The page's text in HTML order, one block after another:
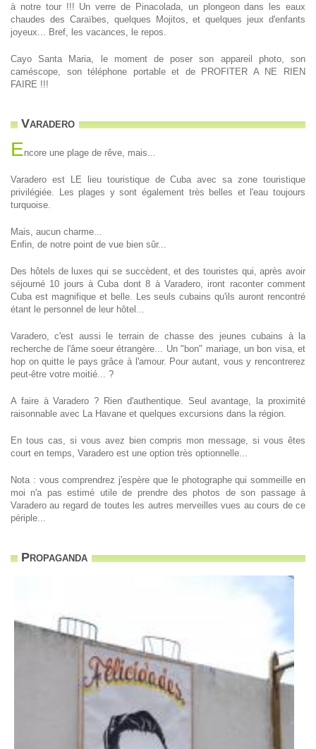
à notre tour !!! Un verre de Pinacolada, un plongeon dans les eaux
chaudes des Caraïbes, quelques Mojitos, et quelques jeux d'enfants
joyeux... Bref, les vacances, le repos.
Cayo Santa Maria, le moment de poser son appareil photo, son
caméscope, son téléphone portable et de PROFITER A NE RIEN
FAIRE !!!
Varadero
Encore une plage de rêve, mais...
Varadero est LE lieu touristique de Cuba avec sa zone touristique
privilégiée. Les plages y sont également très belles et l'eau toujours
turquoise.
Mais, aucun charme...
Enfin, de notre point de vue bien sûr...
Des hôtels de luxes qui se succèdent, et des touristes qui, après avoir
séjourné 10 jours à Cuba dont 8 à Varadero, iront raconter comment
Cuba est magnifique et belle. Les seuls cubains qu'ils auront rencontré
étant le personnel de leur hôtel...
Varadero, c'est aussi le terrain de chasse des jeunes cubains à la
recherche de l'âme soeur étrangère... Un "bon" mariage, un bon visa, et
hop on quitte le pays grâce à l'amour. Pour autant, vous y rencontrerez
peut-être votre moitié... ?
A faire à Varadero ? Rien d'authentique. Seul avantage, la proximité
raisonnable avec La Havane et quelques excursions dans la région.
En tous cas, si vous avez bien compris mon message, si vous êtes
court en temps, Varadero est une option très optionnelle...
Nota : vous comprendrez j'espère que le photographe qui sommeille en
moi n'a pas estimé utile de prendre des photos de son passage à
Varadero au regard de toutes les autres merveilles vues au cours de ce
périple...
Propaganda